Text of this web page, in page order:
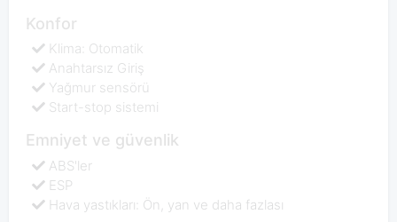
Konfor
Klima: Otomatik
Anahtarsız Giriş
Yağmur sensörü
Start-stop sistemi
Emniyet ve güvenlik
ABS'ler
ESP
Hava yastıkları: Ön, yan ve daha fazlası